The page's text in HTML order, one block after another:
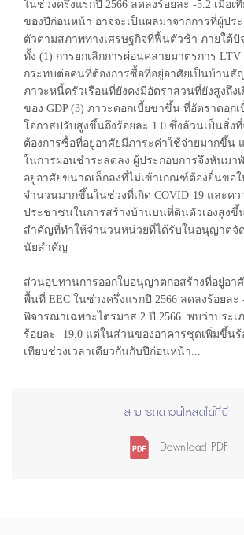
ในช่วงครึ่งแรกปี 2566 ลดลงร้อยละ -5.2 เมื่อเ
ของปีก่อนหน้า อาจจะเป็นผลมาจากการที่ผู้ปร
ตัวตามสภาพทางเศรษฐกิจที่ฟื้นตัวช้า ภายใต้
ทั้ง (1) การยกเลิกการผ่อนคลายมาตรการ
กระทบต่อคนที่ต้องการซื้อที่อยู่อาศัยเป็นบ้านสั
ภาวะหนี้ครัวเรือนที่ยังคงมีอัตราส่วนที่ยังสูงถึงเ
ของ GDP (3) ภาวะดอกเบี้ยขาขึ้น ที่อัตราดอก
โอกาสปรับสูงขึ้นถึงร้อยละ 1.0 ซึ่งล้วนเป็นสิ่ง
ต้องการซื้อที่อยู่อาศัยมีภาระค่าใช้จ่ายมากขึ้น
ในการผ่อนชำระลดลง ผู้ประกอบการจึงหันม
อยู่อาศัยขนาดเล็กลงที่ไม่เข้าเกณฑ์ต้องยื่นขอ
จำนวนมากขึ้นในช่วงที่เกิด COVID-19 และคว
ประชาชนในการสร้างบ้านบนที่ดินตัวเองสูงขึ้
สำคัญที่ทำให้จำนวนหน่วยที่ได้รับในอนุญาตจั
นัยสำคัญ
ส่วนอุปทานการออกใบอนุญาตก่อสร้างที่อยู่อา
พื้นที่ EEC ในช่วงครึ่งแรกปี 2566 ลดลงร้อยละ
พิจารณาเฉพาะไตรมาส 2 ปี 2566 พบว่าประเ
ร้อยละ -19.0 แต่ในส่วนของอาคารชุดเพิ่มขึ้นร้
เทียบช่วงเวลาเดียวกันกับปีก่อนหน้า...
สามารถดาวน์โหลดได้ที่นี่
Download PDF